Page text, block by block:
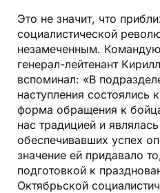
Это не значит, что
социалистической
незамеченным.
генерал-лейтенант
вспоминал: «В
наступления состоялись
форма обращения к
нас традицией и
обеспечивавших успех
значение ей придавало
подготовкой к
Октябрьской